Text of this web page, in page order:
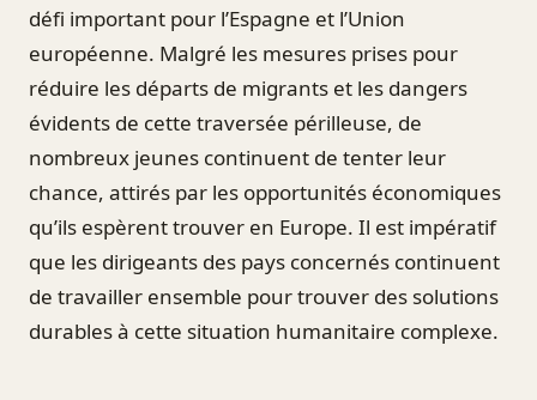
défi important pour l’Espagne et l’Union
européenne. Malgré les mesures prises pour
réduire les départs de migrants et les dangers
évidents de cette traversée périlleuse, de
nombreux jeunes continuent de tenter leur
chance, attirés par les opportunités économiques
qu’ils espèrent trouver en Europe. Il est impératif
que les dirigeants des pays concernés continuent
de travailler ensemble pour trouver des solutions
durables à cette situation humanitaire complexe.